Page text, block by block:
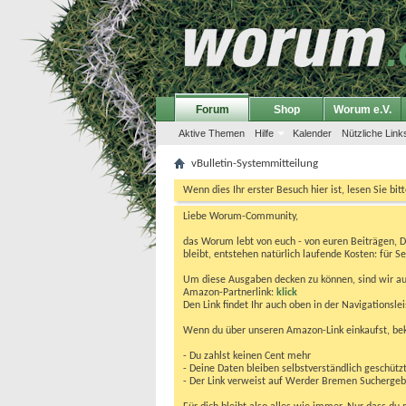
Forum
Aktive Themen Hilfe Kalender Nützliche
Shop Worum e.V.
vBulletin-Systemmitteilung
Wenn dies Ihr erster Besuch hier ist, lesen Sie
Liebe Worum-Community,
das Worum lebt von euch - von euren Beiträgen,
bleibt, entstehen natürlich laufende Kosten: für
Um diese Ausgaben decken zu können, sind wir
Amazon-Partnerlink: klick
Den Link findet Ihr auch oben in der
Wenn du über unseren Amazon-Link einkaufst,
- Du zahlst keinen Cent mehr
- Deine Daten bleiben selbstverständlich
- Der Link verweist auf Werder Bremen